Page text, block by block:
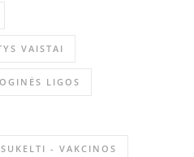
VAISTAI
LIGOS
- VAKCINOS